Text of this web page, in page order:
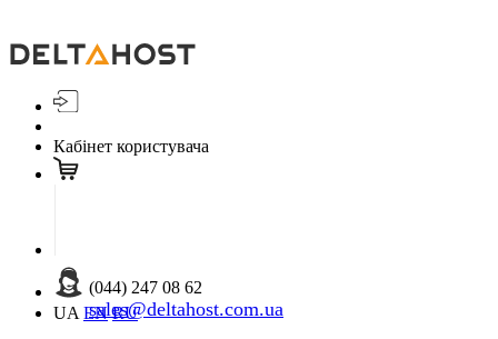
Кабінет користувача
(044) 247 08 62
sales@deltahost.com.ua
UA EN RU